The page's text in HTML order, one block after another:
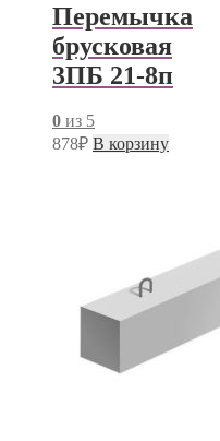
Перемычка
брусковая
3ПБ 21-8п
0 из 5
878₽ В корзину